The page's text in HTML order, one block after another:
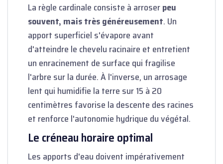
La règle cardinale consiste à arroserpeu
souvent, mais très généreusement. Un
apport superficiel s'évapore avant
d'atteindre le chevelu racinaire et entretient
un enracinement de surface qui fragilise
l'arbre sur la durée. À l'inverse, un arrosage
lent qui humidifie la terre sur 15 à 20
centimètres favorise la descente des racines
et renforce l'autonomie hydrique du végétal.
Le créneau horaire optimal
Les apports d'eau doivent impérativement